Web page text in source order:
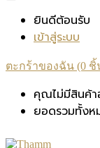
ยินดีต้อนรับ
เข้าสู่ระบบ
ตะกร้าของฉัน (0 ชิ้
คุณไม่มีสินค้า
ยอดรวมทั้งห